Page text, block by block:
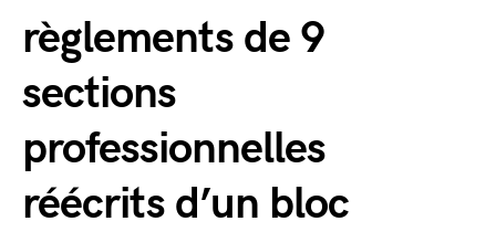
règlements de 9
sections
professionnelles
réécrits d’un bloc